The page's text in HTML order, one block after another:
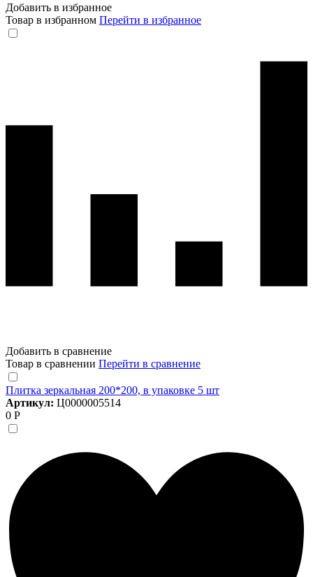
Добавить в избранное
Товар в избранном Перейти в избранное
Добавить в сравнение
Товар в сравнении Перейти в сравнение
Плитка зеркальная 200*200, в упаковке 5 шт
Артикул: Ц0000005514
0 Р